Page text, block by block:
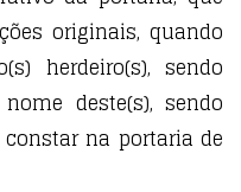
originais, quando
herdeiro(s), sendo
deste(s), sendo
na portaria de